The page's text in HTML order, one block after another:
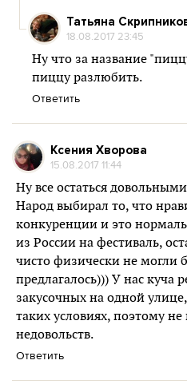
Татьяна
18.08.2017 23:45
Ну что за название
пиццу разлюбить.
Ответить
Ксения Хворова
15.08.2017 11:44
Ну все остаться
Народ выбирал то, что
конкуренции и это
из России на фестиваль,
чисто физически не могли
предлагалось))) У нас куча
закусочных на одной
таких условиях, поэтому
недовольств.
Ответить